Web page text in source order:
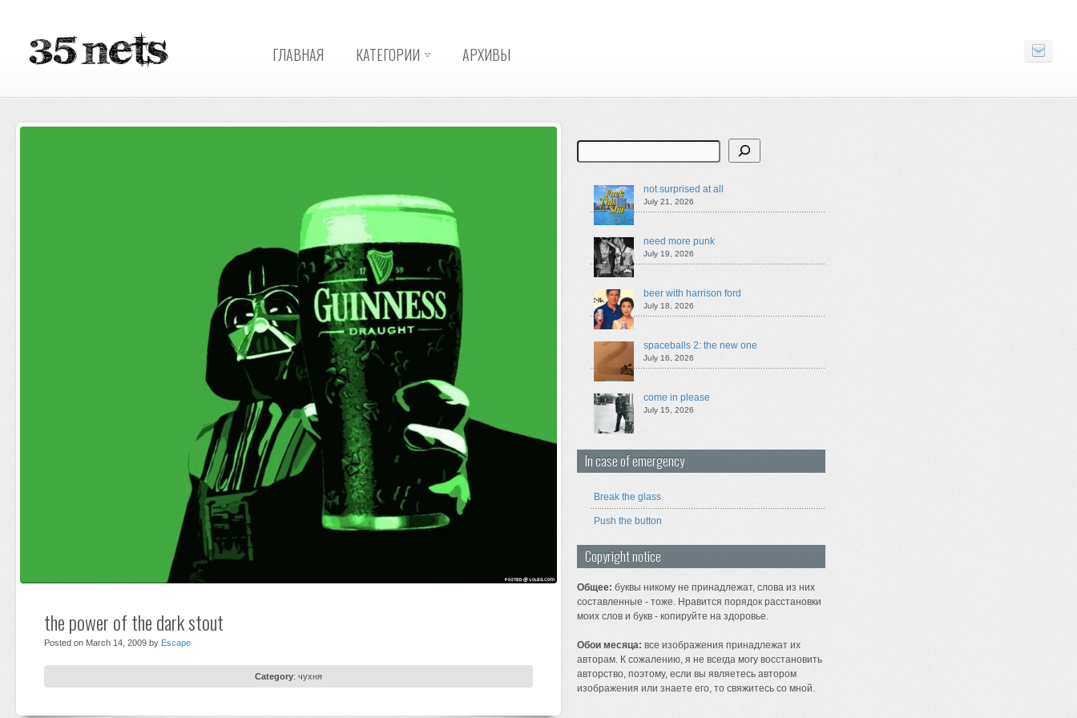
ГЛАВНАЯ КАТЕГОРИИ АРХИВЫ
the power of the dark stout
Posted on March 14, 2009 by Escape
Category: чухня
Search
not surprised at all
July 21, 2026
need more punk
July 19, 2026
beer with harrison ford
July 18, 2026
spaceballs 2: the new one
July 16, 2026
come in please
July 15, 2026
In case of emergency
Break the glass
Push the button
Copyright notice
Общее: буквы никому не принадлежат, слова из них
составленные - тоже. Нравится порядок расстановки
моих слов и букв - копируйте на здоровье.
Обои месяца: все изображения принадлежат их
авторам. К сожалению, я не всегда могу восстановить
авторство, поэтому, если вы являетесь автором
изображения или знаете его, то свяжитесь со мной.